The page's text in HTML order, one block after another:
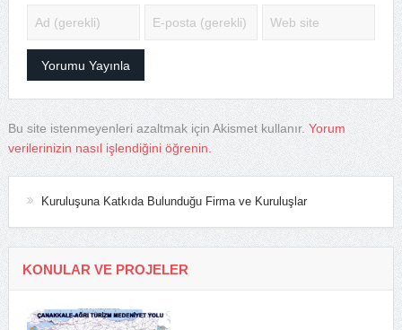
Bu site istenmeyenleri azaltmak için Akismet kullanır. Yorum
verilerinizin nasıl işlendiğini öğrenin.
Kuruluşuna Katkıda Bulunduğu Firma ve Kuruluşlar
KONULAR VE PROJELER